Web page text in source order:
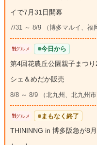
イで7月31日開幕
7/31 ～ 8/9 （博多マルイ、福
グルメ 今日から
第4回花農丘公園親子まつ
シェ＆めだか販売
8/8 ～ 8/9 （北九州、北九州市
グルメ まもなく終了
THININNG in 博多阪急が8